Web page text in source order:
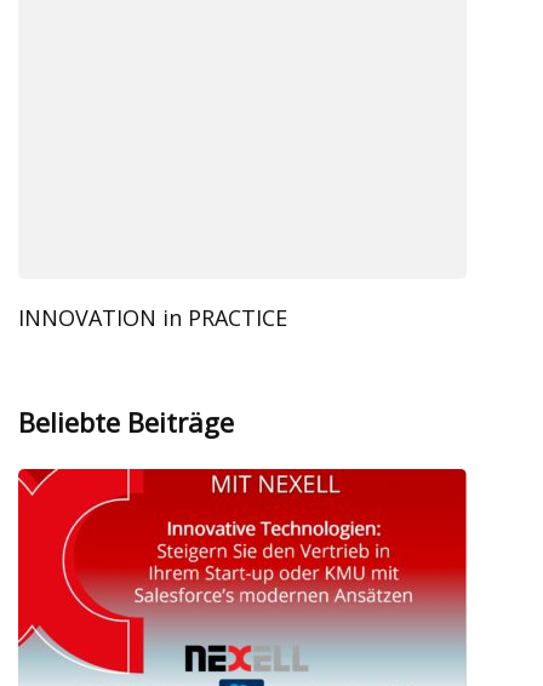
INNOVATION in PRACTICE
Beliebte Beiträge